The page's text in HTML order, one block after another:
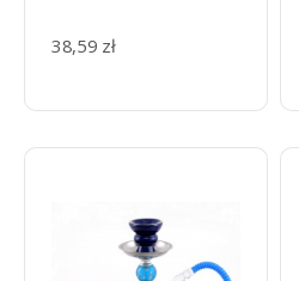
38,59 zł